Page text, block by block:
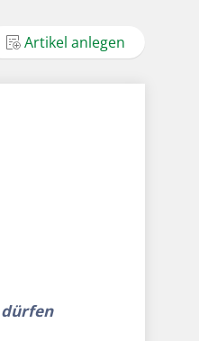
Artikel anlegen
dürfen